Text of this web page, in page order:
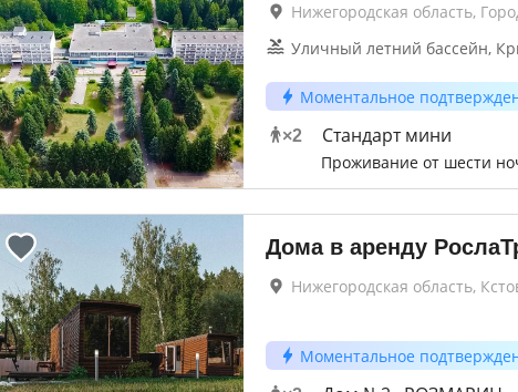
Нижегородская область,
Уличный летний бассейн,
Моментальное
×2 Стандарт мини
Проживание от шести
Дома в аренду
Нижегородская область,
Моментальное